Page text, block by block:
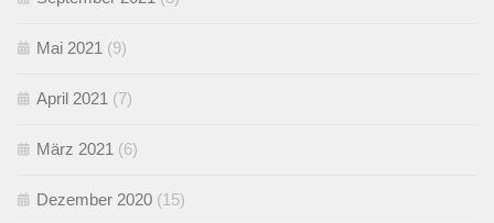
Mai 2021 (9)
April 2021 (7)
März 2021 (6)
Dezember 2020 (15)